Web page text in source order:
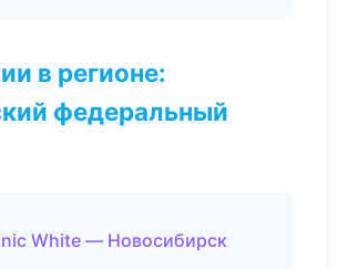
в регионе:
федеральный
White — Новосибирск